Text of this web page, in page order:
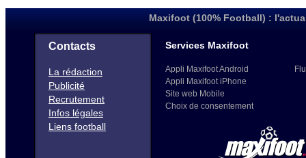
Maxifoot (100% Football) :
Contacts
La rédaction
Publicité
Recrutement
Infos légales
Liens football
Services Maxifoot
Appli Maxifoot Android
Appli Maxifoot iPhone
Site web Mobile
Choix de consentement